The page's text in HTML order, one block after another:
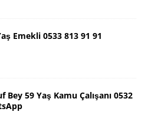
Emekli 0533 813 91 91
Bey 59 Yaş Kamu Çalışanı 0532